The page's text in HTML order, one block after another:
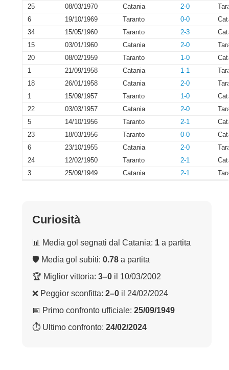
25
08/03/1970 Catania 2-0
6
19/10/1969 Taranto 0-0
34
15/05/1960 Taranto 2-3
15
03/01/1960 Catania 2-0
20
08/02/1959 Taranto 1-0
1
21/09/1958 Catania 1-1
18
26/01/1958 Catania 2-0
1
15/09/1957 Taranto 1-0
22
03/03/1957 Catania 2-0
5
14/10/1956 Taranto 2-1
23
18/03/1956 Taranto 0-0
6
23/10/1955 Catania 2-0
24
12/02/1950 Taranto 2-1
3
25/09/1949 Catania 2-1
Curiosità
📊 Media gol segnati dal Catania: 1 a partita
🛡 Media gol subiti: 0.78 a partita
🏆 Miglior vittoria: 3–0 il 10/03/2002
❌ Peggior sconfitta: 2–0 il 24/02/2024
📅 Primo confronto ufficiale: 25/09/1949
⏱ Ultimo confronto: 24/02/2024